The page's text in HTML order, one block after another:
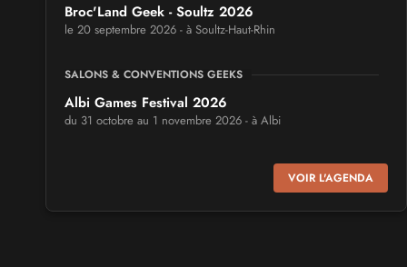
Broc'Land Geek - Soultz 2026
le 20 septembre 2026 - à Soultz-Haut-Rhin
SALONS & CONVENTIONS GEEKS
Albi Games Festival 2026
du 31 octobre au 1 novembre 2026 - à Albi
Virtual Calais - salon du jeu vidéo et des loisirs
numériques 2026
VOIR L'AGENDA